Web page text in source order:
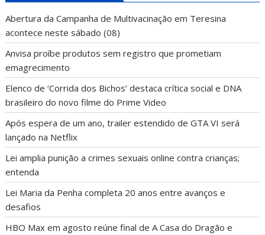
Abertura da Campanha de Multivacinação em Teresina
acontece neste sábado (08)
Anvisa proíbe produtos sem registro que prometiam
emagrecimento
Elenco de ‘Corrida dos Bichos’ destaca crítica social e DNA
brasileiro do novo filme do Prime Video
Após espera de um ano, trailer estendido de GTA VI será
lançado na Netflix
Lei amplia punição a crimes sexuais online contra crianças;
entenda
Lei Maria da Penha completa 20 anos entre avanços e
desafios
HBO Max em agosto reúne final de A Casa do Dragão e